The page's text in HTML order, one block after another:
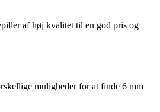
af høj kvalitet til en god pris og
muligheder for at finde 6 mm